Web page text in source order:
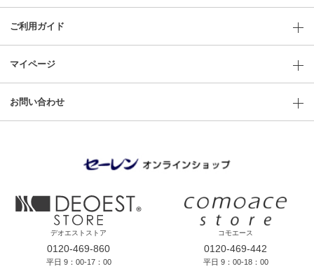
ご利用ガイド
マイページ
お問い合わせ
デオエストストア
0120-469-860
平日 9：00-17：00
コモエース
0120-469-442
平日 9：00-18：00